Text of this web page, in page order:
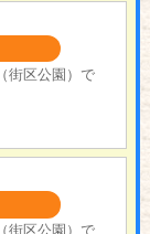
街区公園）で
街区公園）で